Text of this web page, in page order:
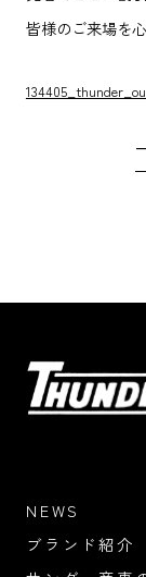
皆様のご来場を
NEWS
ブランド紹介